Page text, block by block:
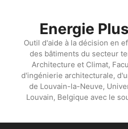
Energie
Outil d'aide à la décision en
des bâtiments du secteur
Architecture et Climat,
d'ingénierie architecturale,
de Louvain-la-Neuve,
Louvain, Belgique avec le